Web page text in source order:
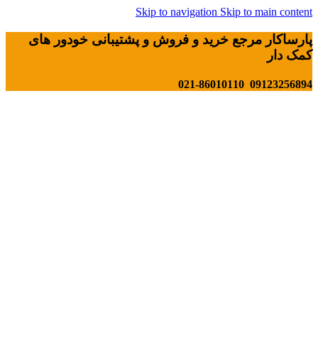
Skip to navigation Skip to main content
پارساکار مرجع خرید و فروش و پشتیبانی خودور های
کمک دار
09123256894 021-86010110